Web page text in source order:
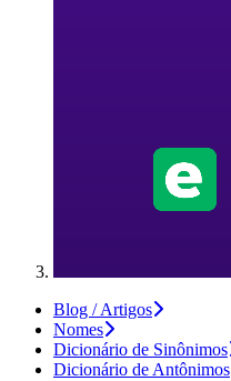
Blog / Artigos
Nomes
Dicionário de Sinônimos
Dicionário de Antônimos